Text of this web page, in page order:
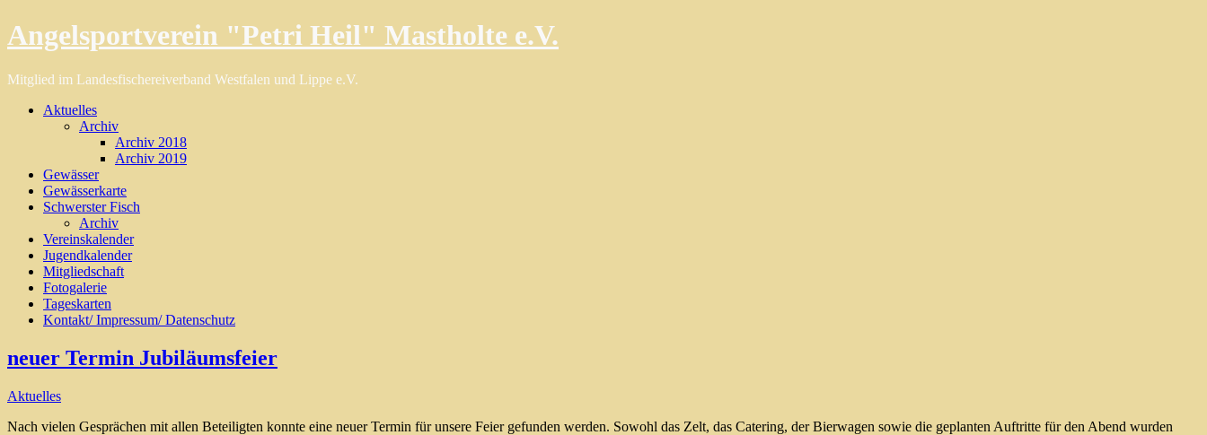
Angelsportverein "Petri Heil" Mastholte e.V.
Mitglied im Landesfischereiverband Westfalen und Lippe e.V.
Aktuelles
Archiv
Archiv 2018
Archiv 2019
Gewässer
Gewässerkarte
Schwerster Fisch
Archiv
Vereinskalender
Jugendkalender
Mitgliedschaft
Fotogalerie
Tageskarten
Kontakt/ Impressum/ Datenschutz
neuer Termin Jubiläumsfeier
Aktuelles
Nach vielen Gesprächen mit allen Beteiligten konnte eine neuer Termin für unsere Feier gefunden werden. Sowohl das Zelt, das Catering, der Bierwagen sowie die geplanten Auftritte für den Abend wurden